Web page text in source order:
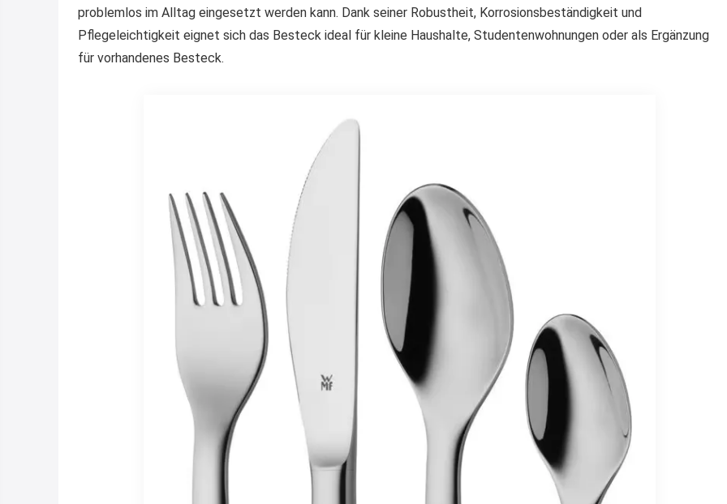
problemlos im Alltag eingesetzt werden kann. Dank seiner Robustheit, Korrosionsbeständigkeit und
Pflegeleichtigkeit eignet sich das Besteck ideal für kleine Haushalte, Studentenwohnungen oder als Ergänzung
für vorhandenes Besteck.